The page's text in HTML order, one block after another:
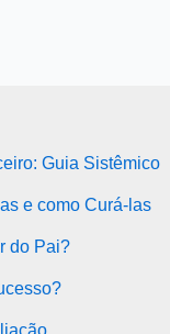
Guia Sistêmico
e como Curá-las
do Pai?